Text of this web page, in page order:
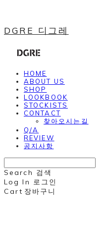
DGRE 디그레
HOME
ABOUT US
SHOP
LOOKBOOK
STOCKISTS
CONTACT
찾아오시는길
Q/A
REVIEW
공지사항
Search 검색
Log In
로그인
Cart 장바구니